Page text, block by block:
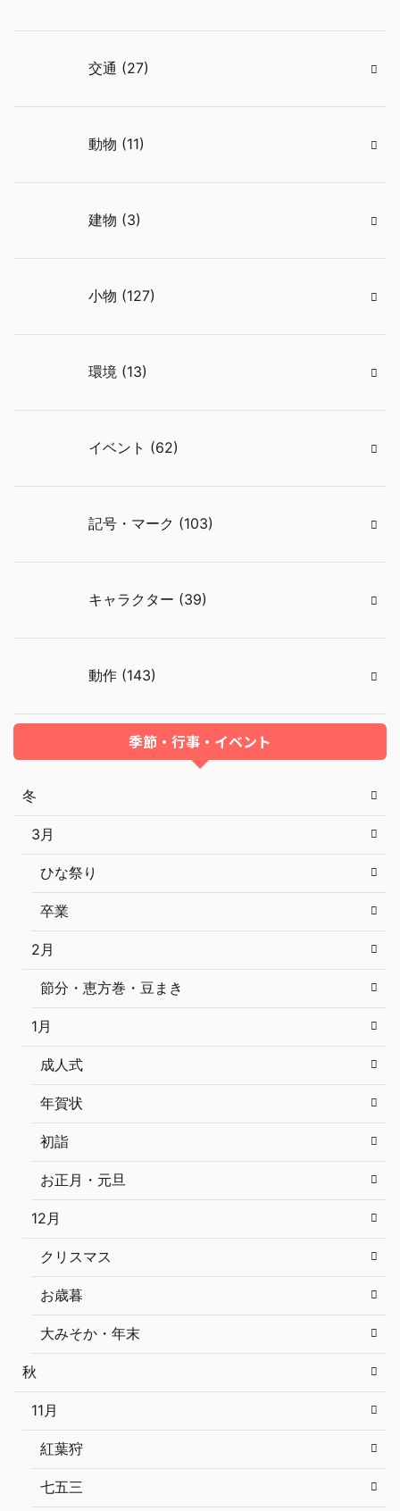
交通 (27)
動物 (11)
建物 (3)
小物 (127)
環境 (13)
イベント (62)
記号・マーク (103)
キャラクター (39)
動作 (143)
季節・行事・イベント
冬
3月
ひな祭り
卒業
2月
節分・恵方巻・豆まき
1月
成人式
年賀状
初詣
お正月・元旦
12月
クリスマス
お歳暮
大みそか・年末
秋
11月
紅葉狩
七五三